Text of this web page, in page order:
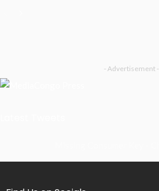
- Advertisement -